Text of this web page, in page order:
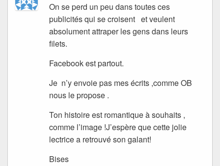
On se perd un peu dans toutes ces
publicités qui se croisent et veulent
absolument attraper les gens dans leurs
filets.
Facebook est partout.
Je n’y envoie pas mes écrits ,comme OB
nous le propose .
Ton histoire est romantique à souhaits ,
comme l’image !J’espère que cette jolie
lectrice a retrouvé son galant!
Bises